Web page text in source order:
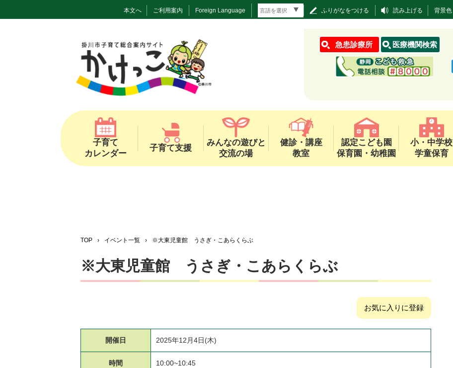
本文へ ご利用案内 Foreign Language ふりがなをつける 読み上げる 背景色
急患診療所 医療機関検索
子育て
カレンダー
子育て支援
みんなの遊びと
交流の場
健診・講座
教室
認定こども園
保育園・幼稚園
小・中学校
学童保育
TOP › イベント一覧 › ※大東児童館 うさぎ・こあらくらぶ
※大東児童館 うさぎ・こあらくらぶ
お気に入りに登録
開催日 2025年12月4日(木)
時間 10:00~10:45